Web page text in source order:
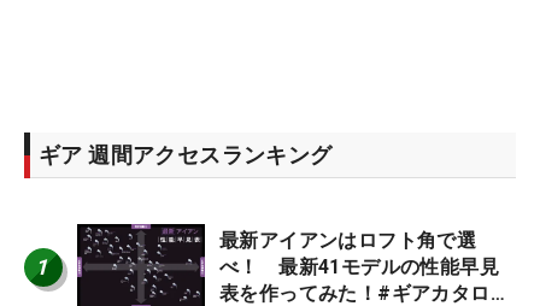
ギア 週間アクセスランキング
1
最新アイアンはロフト角で選
べ！ 最新41モデルの性能早見
表を作ってみた！#ギアカタログ